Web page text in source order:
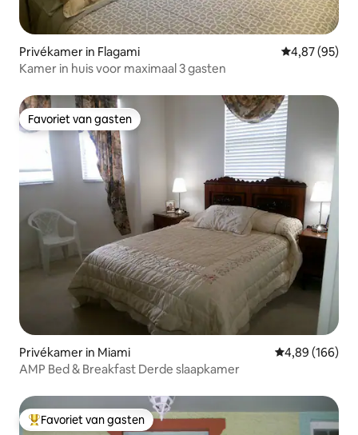
Privékamer in Flagami Gemiddelde
4,87 (95)
Kamer in huis voor maximaal 3 gasten
Favoriet van gasten
Favoriet van gasten
Privékamer in Miami Gemiddelde
4,89 (166)
AMP Bed & Breakfast Derde slaapkamer
Topfavoriet van gasten
Favoriet van gasten